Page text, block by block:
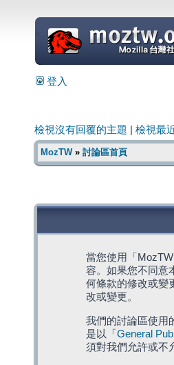
=
登入
檢視沒有回覆的主題 檢視最
MozTW» 討論區首頁
當您使用「
容。如果您不同意
何條款的修改或變
改或變更。
我們的討論區使用
是以「 General
須對我們允許或不